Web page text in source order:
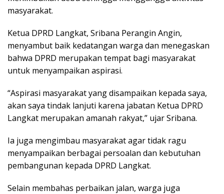
masyarakat.
Ketua DPRD Langkat, Sribana Perangin Angin,
menyambut baik kedatangan warga dan menegaskan
bahwa DPRD merupakan tempat bagi masyarakat
untuk menyampaikan aspirasi.
“Aspirasi masyarakat yang disampaikan kepada saya,
akan saya tindak lanjuti karena jabatan Ketua DPRD
Langkat merupakan amanah rakyat,” ujar Sribana.
Ia juga mengimbau masyarakat agar tidak ragu
menyampaikan berbagai persoalan dan kebutuhan
pembangunan kepada DPRD Langkat.
Selain membahas perbaikan jalan, warga juga